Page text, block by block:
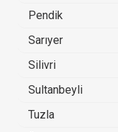
Pendik
Sarıyer
Silivri
Sultanbeyli
Tuzla